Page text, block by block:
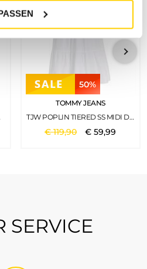
50%
TOMMY JEANS
TJW POPLIN TIERED SS MIDI DRESS WHITE
€119,90 €59,99
SERVICE